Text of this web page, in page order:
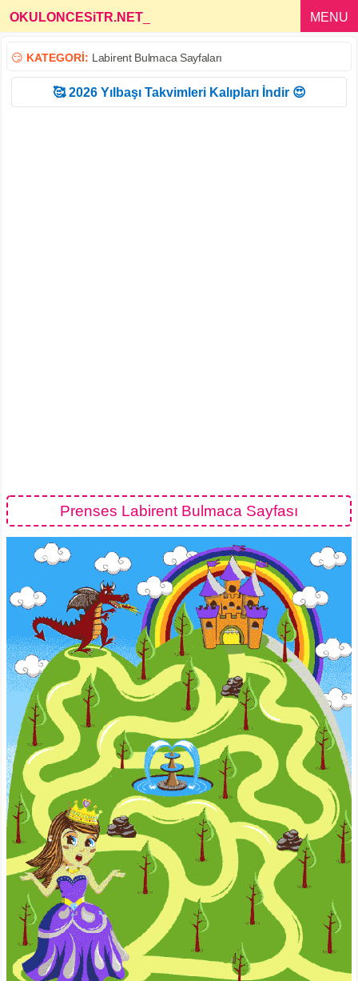
OKULONCESiTR.NET MENU
😏 KATEGORİ: Labirent Bulmaca Sayfaları
🥰 2026 Yılbaşı Takvimleri Kalıpları İndir 😍
Prenses Labirent Bulmaca Sayfası